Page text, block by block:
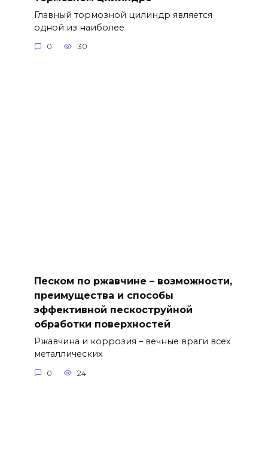
Главный тормозной цилиндр является
одной из наиболее
0 30
Песком по ржавчине – возможности,
преимущества и способы
эффективной пескоструйной
обработки поверхностей
Ржавчина и коррозия – вечные враги всех
металлических
0 24